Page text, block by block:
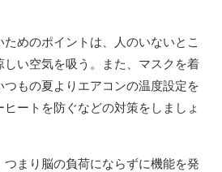
めのポイントは、人のいないとこ
しい空気を吸う。また、マスクを着
つもの夏よりエアコンの温度設定を
ートを防ぐなどの対策をしましょ
まり脳の負荷にならずに機能を発